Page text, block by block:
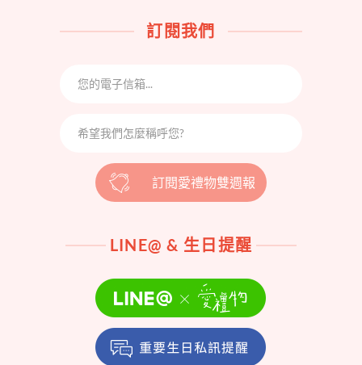
訂閱我們
訂閱愛禮物雙週報
LINE@ & 生日提醒